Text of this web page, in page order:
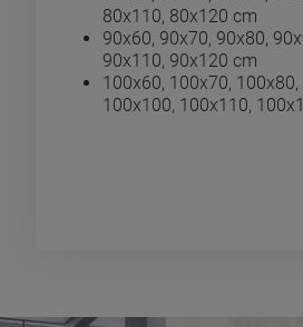
80x110, 80x120 cm
90x60, 90x70, 90x80,
90x110, 90x120 cm
100x60, 100x70, 100x80,
100x100, 100x110,